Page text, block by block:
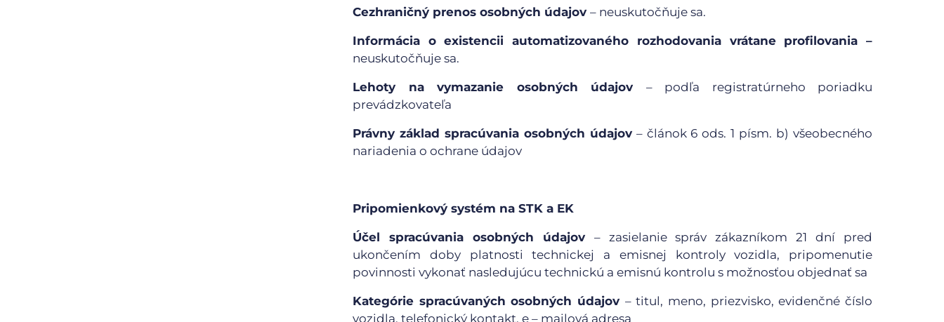
Cezhraničný prenos osobných údajov – neuskutočňuje sa.
Informácia o existencii automatizovaného rozhodovania vrátane profilovania –
neuskutočňuje sa.
Lehoty na vymazanie osobných údajov – podľa registratúrneho poriadku
prevádzkovateľa
Právny základ spracúvania osobných údajov– článok 6 ods. 1 písm. b) všeobecného
nariadenia o ochrane údajov
Pripomienkový systém na STK a EK
Účel spracúvania osobných údajov – zasielanie správ zákazníkom 21 dní pred
ukončením doby platnosti technickej a emisnej kontroly vozidla, pripomenutie
povinnosti vykonať nasledujúcu technickú a emisnú kontrolu s možnosťou objednať sa
Kategórie spracúvaných osobných údajov – titul, meno, priezvisko, evidenčné číslo
vozidla, telefonický kontakt, e – mailová adresa